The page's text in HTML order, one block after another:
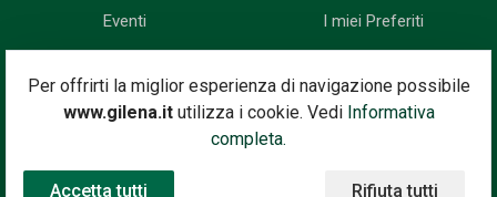
Per offrirti la miglior esperienza di navigazione possibile
www.gilena.itutilizza i cookie. Vedi Informativa
completa.
Accetta tutti Rifiuta tutti
Eventi
I miei Preferiti
Newsletter
Iscriviti subito alla nostra newsletter. Riceverai prima di tutti le
novità, le offerte, i prossimi eventi...
Indirizzo Email